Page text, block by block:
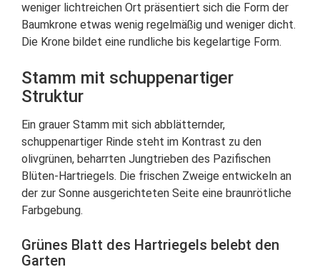
weniger lichtreichen Ort präsentiert sich die Form der
Baumkrone etwas wenig regelmäßig und weniger dicht.
Die Krone bildet eine rundliche bis kegelartige Form.
Stamm mit schuppenartiger
Struktur
Ein grauer Stamm mit sich abblätternder,
schuppenartiger Rinde steht im Kontrast zu den
olivgrünen, beharrten Jungtrieben des Pazifischen
Blüten-Hartriegels. Die frischen Zweige entwickeln an
der zur Sonne ausgerichteten Seite eine braunrötliche
Farbgebung.
Grünes Blatt des Hartriegels belebt den
Garten